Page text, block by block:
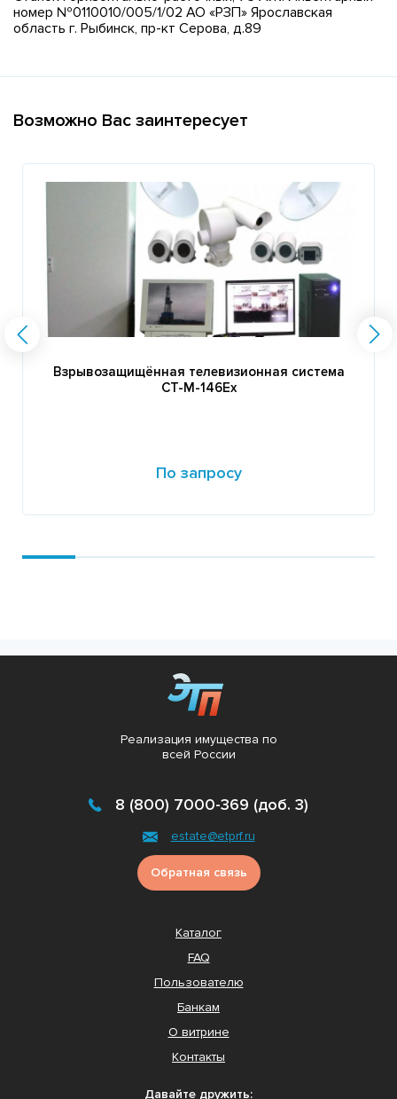
номер №0110010/005/1/02 АО «РЗП» Ярославская
область г. Рыбинск, пр-кт Серова, д.89
Возможно Вас заинтересует
Взрывозащищённая телевизионная система
СТ-М-146Ех
По запросу
Реализация имущества по
всей России
8 (800) 7000-369 (доб. 3)
estate@etprf.ru
Обратная связь
Каталог
FAQ
Пользователю
Банкам
О витрине
Контакты
Давайте дружить: